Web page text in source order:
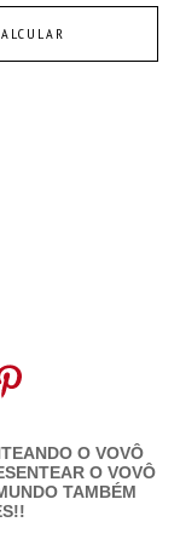
O VOVÔ
O VOVÔ
TAMBÉM